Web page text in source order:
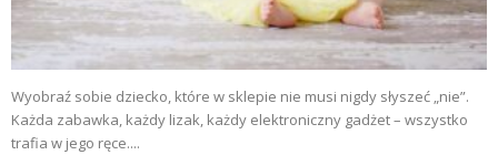
Wyobraź sobie dziecko, które w sklepie nie musi nigdy słyszeć „nie”.
Każda zabawka, każdy lizak, każdy elektroniczny gadżet – wszystko
trafia w jego ręce....